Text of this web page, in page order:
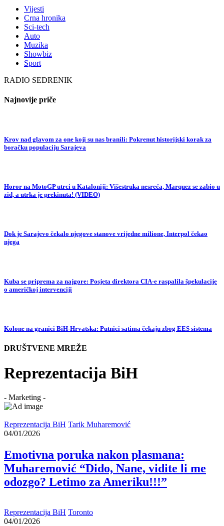
Vijesti
Crna hronika
Sci-tech
Auto
Muzika
Showbiz
Sport
RADIO SEDRENIK
Najnovije priče
Krov nad glavom za one koji su nas branili: Pokrenut historijski korak za
boračku populaciju Sarajeva
Horor na MotoGP utrci u Kataloniji: Višestruka nesreća, Marquez se zabio u
zid, a utrka je prekinuta! (VIDEO)
Dok je Sarajevo čekalo njegove stanove vrijedne milione, Interpol čekao
njega
Kuba se priprema za najgore: Posjeta direktora CIA-e raspalila špekulacije
o američkoj intervenciji
Kolone na granici BiH-Hrvatska: Putnici satima čekaju zbog EES sistema
DRUŠTVENE MREŽE
Reprezentacija BiH
- Marketing -
Reprezentacija BiH Tarik Muharemović
04/01/2026
Emotivna poruka nakon plasmana:
Muharemović “Dido, Nane, vidite li me
odozgo? Letimo za Ameriku!!!”
Reprezentacija BiH Toronto
04/01/2026